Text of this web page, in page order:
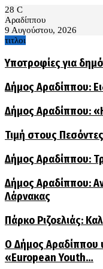
28 C
Αραδίππου
9 Αυγούστου, 2026
τιτλοι
Υποτροφίες για
Δήμος Αραδίππου:
Δήμος Αραδίππου:
Τιμή στους
Δήμος Αραδίππου:
Δήμος Αραδίππου:
Λάρνακας
Πάρκο Ριζοελιάς:
Ο Δήμος Αραδίππου
«European Youth…